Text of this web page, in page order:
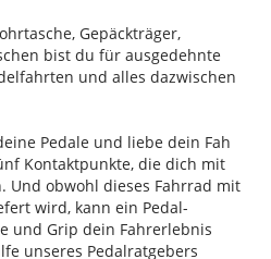
Gepäckträger,
bist du für ausgedehnte
und alles dazwischen
Pedale und liebe dein Fah
Kontaktpunkte, die dich mit
Und obwohl dieses Fahrrad mit
wird, kann ein Pedal-
und Grip dein Fahrerlebnis
unseres Pedalratgebers